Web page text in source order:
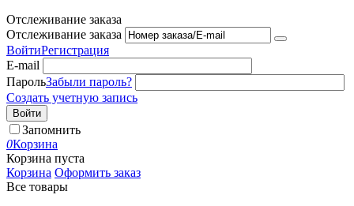
Отслеживание заказа
Отслеживание заказа
ВойтиРегистрация
E-mail
ПарольЗабыли пароль?
Создать учетную запись
Войти
Запомнить
0Корзина
Корзина пуста
Корзина Оформить заказ
Все товары